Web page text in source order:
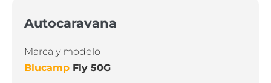
Autocaravana
Marca y modelo
Blucamp Fly 50G